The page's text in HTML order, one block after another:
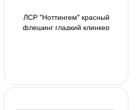
ЛСР "Ноттингем" красный
флешинг гладкий клинкер